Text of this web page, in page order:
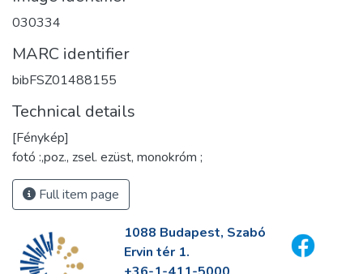
030334
MARC identifier
bibFSZ01488155
Technical details
[Fénykép]
fotó :,poz., zsel. ezüst, monokróm ;
Full item page
1088 Budapest, Szabó
Ervin tér 1.